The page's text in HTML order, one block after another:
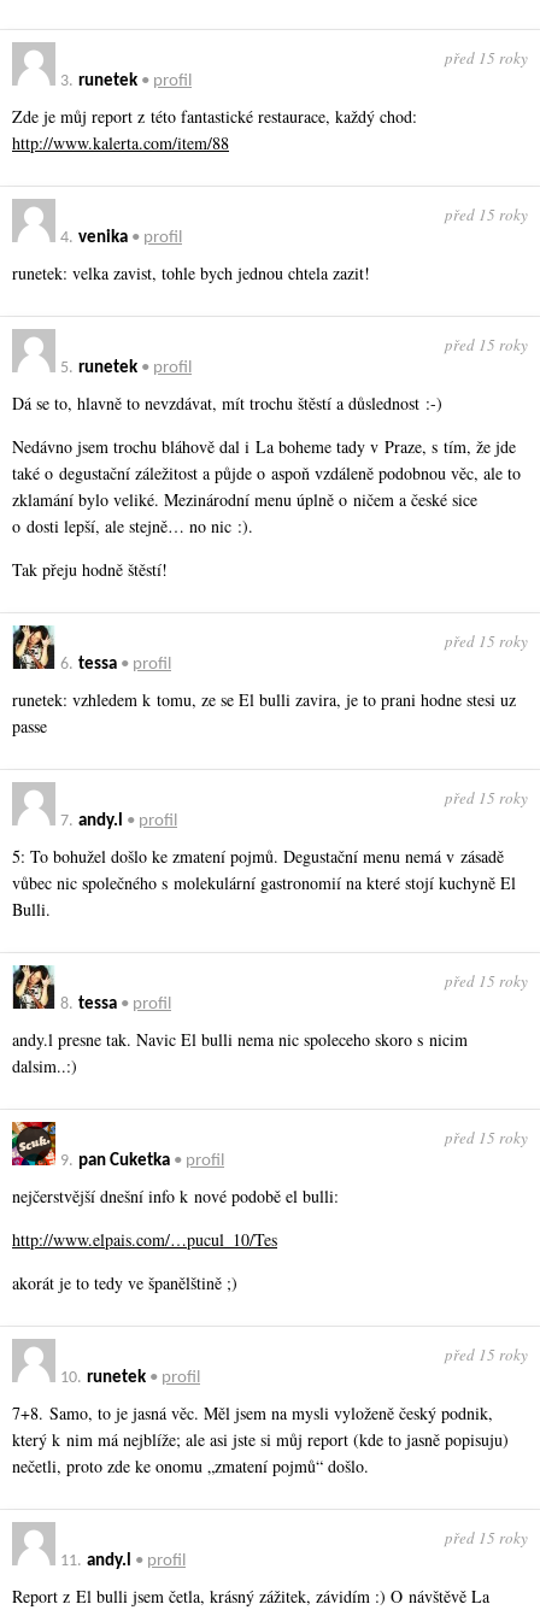
3. runetek • profil
před 15 roky
Zde je můj report z této fantastické restaurace, každý chod:
http://www.kalerta.com/item/88
4. venika • profil
před 15 roky
runetek: velka zavist, tohle bych jednou chtela zazit!
5. runetek • profil
před 15 roky
Dá se to, hlavně to nevzdávat, mít trochu štěstí a důslednost :-)
Nedávno jsem trochu bláhově dal i La boheme tady v Praze, s tím, že jde
také o degustační záležitost a půjde o aspoň vzdáleně podobnou věc, ale to
zklamání bylo veliké. Mezinárodní menu úplně o ničem a české sice
o dosti lepší, ale stejně… no nic :).
Tak přeju hodně štěstí!
6. tessa • profil
před 15 roky
runetek: vzhledem k tomu, ze se El bulli zavira, je to prani hodne stesi uz
passe
7. andy.l • profil
před 15 roky
5: To bohužel došlo ke zmatení pojmů. Degustační menu nemá v zásadě
vůbec nic společného s molekulární gastronomií na které stojí kuchyně El
Bulli.
8. tessa • profil
před 15 roky
andy.l presne tak. Navic El bulli nema nic spoleceho skoro s nicim
dalsim..:)
9. pan Cuketka • profil
před 15 roky
nejčerstvější dnešní info k nové podobě el bulli:
http://www.elpais.com/…pucul_10/Tes
akorát je to tedy ve španělštině ;)
10. runetek • profil
před 15 roky
7+8. Samo, to je jasná věc. Měl jsem na mysli vyloženě český podnik,
který k nim má nejblíže; ale asi jste si můj report (kde to jasně popisuju)
nečetli, proto zde ke onomu „zmatení pojmů“ došlo.
11. andy.l • profil
před 15 roky
Report z El bulli jsem četla, krásný zážitek, závidím :) O návštěvě La